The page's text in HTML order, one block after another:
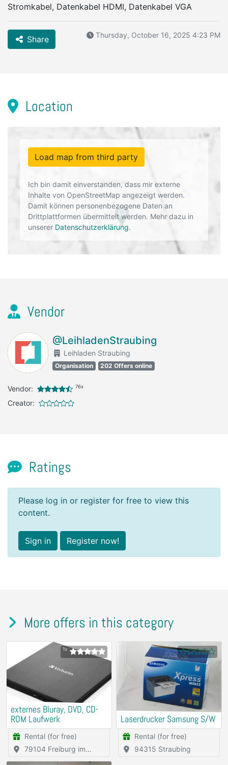
Stromkabel, Datenkabel HDMI, Datenkabel VGA
Share Thursday, October 16, 2025 4:23 PM
Location
Load map from third party
Ich bin damit einverstanden, dass mir externe
Inhalte von OpenStreetMap angezeigt werden.
Damit können personenbezogene Daten an
Drittplattformen übermittelt werden. Mehr dazu in
unserer Datenschutzerklärung.
Vendor
@LeihladenStraubing
Leihladen Straubing
Organisation 202 Offers online
Vendor: 76x
Creator:
Ratings
Please log in or register for free to view this
content.
Sign in Register now!
More offers in this category
1x
externes Bluray, DVD, CD-
ROM Laufwerk
Rental (for free)
Breisgau
Laserdrucker Samsung S/W
Rental (for free)
94315 Straubing